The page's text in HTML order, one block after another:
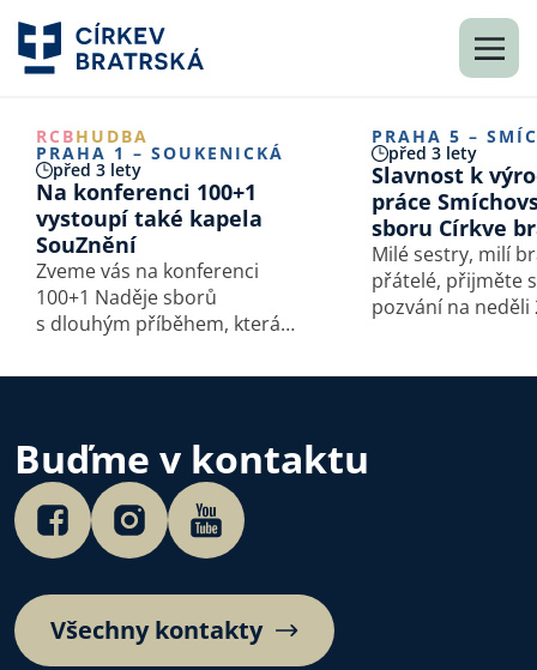
RCBHUDBA
PRAHA 1 – SOUKENICKÁ
před 3 lety
Na konferenci 100+1
vystoupí také kapela
SouZnění
Zveme vás na konferenci
100+1 Naděje sborů
s dlouhým příběhem, která
Církve bratrské na Praze 1
moci zazpívat staré i nové
písně za doprovodu…
PRAHA 5 –
před 3 lety
Slavnost k
práce
sboru Církve
Milé sestry, milí
přátelé, přijměte
pozvání na neděli
Buďme v kontaktu
Všechny kontakty